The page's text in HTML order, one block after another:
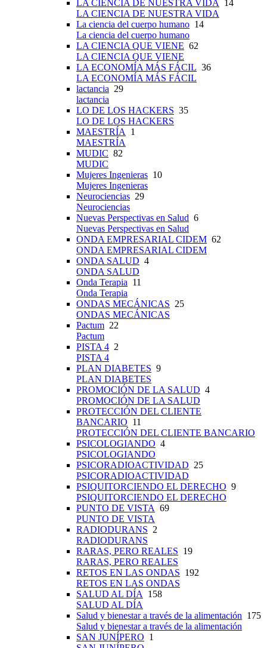
LA CIENCIA DE NUESTRA VIDA 14
LA CIENCIA DE NUESTRA VIDA
La ciencia del cuerpo humano 14
La ciencia del cuerpo humano
LA CIENCIA QUE VIENE 62
LA CIENCIA QUE VIENE
LA ECONOMÍA MÁS FÁCIL 36
LA ECONOMÍA MÁS FÁCIL
lactancia 29
lactancia
LO DE LOS HACKERS 35
LO DE LOS HACKERS
MAESTRÍA 1
MAESTRÍA
MUDIC 82
MUDIC
Mujeres Ingenieras 10
Mujeres Ingenieras
Neurociencias 29
Neurociencias
Nuevas Perspectivas en Salud 6
Nuevas Perspectivas en Salud
ONDA EMPRESARIAL CIDEM 62
ONDA EMPRESARIAL CIDEM
ONDA SALUD 4
ONDA SALUD
Onda Terapia 11
Onda Terapia
ONDAS MECÁNICAS 25
ONDAS MECÁNICAS
Pactum 22
Pactum
PISTA 4 2
PISTA 4
PLAN DIABETES 9
PLAN DIABETES
PROMOCIÓN DE LA SALUD 4
PROMOCIÓN DE LA SALUD
PROTECCIÓN DEL CLIENTE
BANCARIO 11
PROTECCIÓN DEL CLIENTE BANCARIO
PSICOLOGIANDO 4
PSICOLOGIANDO
PSICORADIOACTIVIDAD 25
PSICORADIOACTIVIDAD
PSIQUITORCIENDO EL DERECHO 9
PSIQUITORCIENDO EL DERECHO
PUNTO DE VISTA 69
PUNTO DE VISTA
RADIODURANS 2
RADIODURANS
RARAS, PERO REALES 19
RARAS, PERO REALES
RETOS EN LAS ONDAS 192
RETOS EN LAS ONDAS
SALUD AL DÍA 158
SALUD AL DÍA
Salud y bienestar a través de la alimentación 175
Salud y bienestar a través de la alimentación
SAN JUNÍPERO 1